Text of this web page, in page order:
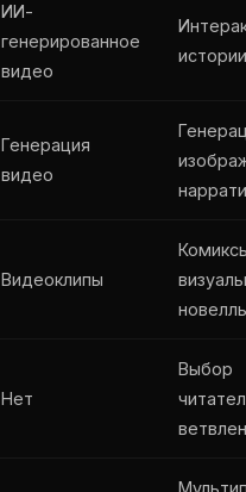
ИИ-
генерированное
видео
истории
Генерация
видео
Видеоклипы
Нет
Выбор